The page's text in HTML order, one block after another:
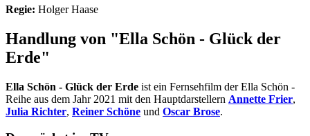
Regie: Holger Haase
Handlung von "Ella Schön - Glück der
Erde"
Ella Schön - Glück der Erde ist ein Fernsehfilm der Ella Schön -
Reihe aus dem Jahr 2021 mit den Hauptdarstellern Annette Frier,
Julia Richter, Reiner Schöne und Oscar Brose.